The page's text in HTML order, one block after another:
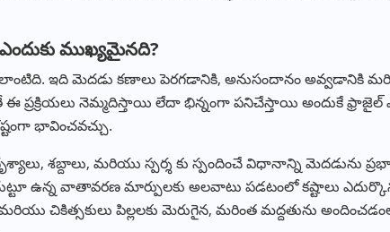
ముఖ్యమైనది?
ఇది మెదడు కణాలు పెరగడానికి, అనుసందానం అవ్వడానికి
ప్రక్రియలు నెమ్మదిస్తాయి లేదా భిన్నంగా పనిచేస్తాయి అందుకే ఫ్రాజైల్
భావించవచ్చు.
శబ్దాలు, మరియు స్పర్శ కు స్పందించే విధానాన్ని మెదడును
ఉన్న వాతావరణ మార్పులకు అలవాటు పడటంలో కష్టాలు
మరియు చికిత్సకులు పిల్లలకు మెరుగైన, మరింత మద్దతును